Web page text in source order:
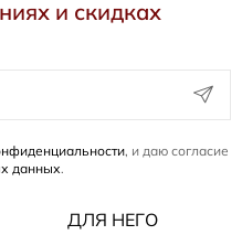
и скидках
, и даю согласие
данных.
ДЛЯ НЕГО